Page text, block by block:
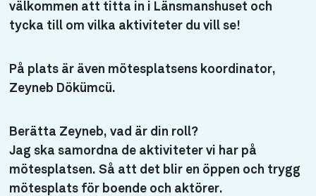
välkommen att titta in i Länsmanshuset och
tycka till om vilka aktiviteter du vill se!
På plats är även mötesplatsens koordinator,
Zeyneb Dökümcü.
Berätta Zeyneb, vad är din roll?
Jag ska samordna de aktiviteter vi har på
mötesplatsen. Så att det blir en öppen och trygg
mötesplats för boende och aktörer.